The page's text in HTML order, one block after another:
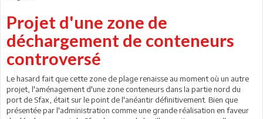
Projet d'une zone de
déchargement de conteneurs
controversé
Le hasard fait que cette zone de plage renaisse au moment où un autre
projet, l'aménagement d'une zone conteneurs dans la partie nord du
port de Sfax, était sur le point de l'anéantir définitivement. Bien que
présentée par l'administration comme une grande réalisation en faveur